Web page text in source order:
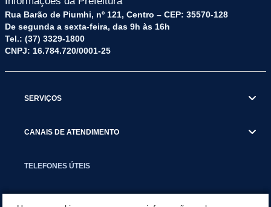
Rua Barão de Piumhi, nº 121, Centro – CEP: 35570-128
De segunda a sexta-feira, das 9h às 16h
Tel.: (37) 3329-1800
CNPJ: 16.784.720/0001-25
SERVIÇOS
CANAIS DE ATENDIMENTO
TELEFONES ÚTEIS